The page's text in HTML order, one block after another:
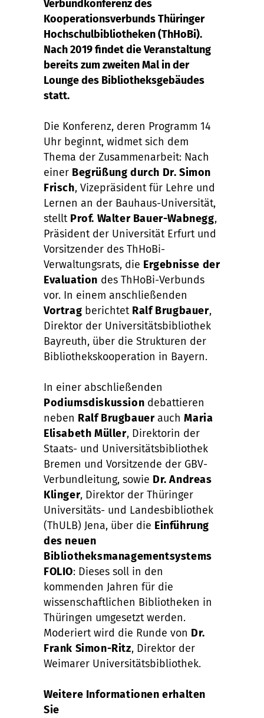
Verbundkonferenz des
Kooperationsverbunds Thüringer
Hochschulbibliotheken (ThHoBi).
Nach 2019 findet die Veranstaltung
bereits zum zweiten Mal in der
Lounge des Bibliotheksgebäudes
statt.
Die Konferenz, deren Programm 14
Uhr beginnt, widmet sich dem
Thema der Zusammenarbeit: Nach
einer Begrüßung durch Dr. Simon
Frisch, Vizepräsident für Lehre und
Lernen an der Bauhaus-Universität,
stellt Prof. Walter Bauer-Wabnegg,
Präsident der Universität Erfurt und
Vorsitzender des ThHoBi-
Verwaltungsrats, die Ergebnisse der
Evaluation des ThHoBi-Verbunds
vor. In einem anschließenden
Vortrag berichtet Ralf Brugbauer,
Direktor der Universitätsbibliothek
Bayreuth, über die Strukturen der
Bibliothekskooperation in Bayern.
In einer abschließenden
Podiumsdiskussion debattieren
neben Ralf BrugbauerauchMaria
Elisabeth Müller, Direktorin der
Staats- und Universitätsbibliothek
Bremen und Vorsitzende der GBV-
Verbundleitung, sowie Dr. Andreas
Klinger, Direktor der Thüringer
Universitäts- und Landesbibliothek
(ThULB) Jena, über die Einführung
des neuen
Bibliotheksmanagementsystems
FOLIO: Dieses soll in den
kommenden Jahren für die
wissenschaftlichen Bibliotheken in
Thüringen umgesetzt werden.
Moderiert wird die Runde von Dr.
Frank Simon-Ritz, Direktor der
Weimarer Universitätsbibliothek.
Weitere Informationen erhalten
Sie